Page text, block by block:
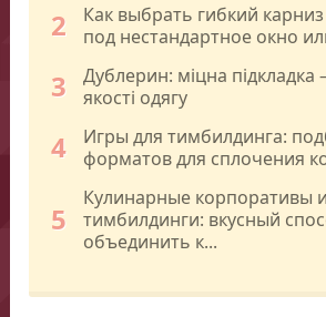
2
Как выбрать гибкий
под нестандартное окно
3
Дублерин: міцна підкладка
якості одягу
4
Игры для тимбилдинга:
форматов для сплочения
5
Кулинарные корпоративы и
тимбилдинги: вкусный
объединить к...